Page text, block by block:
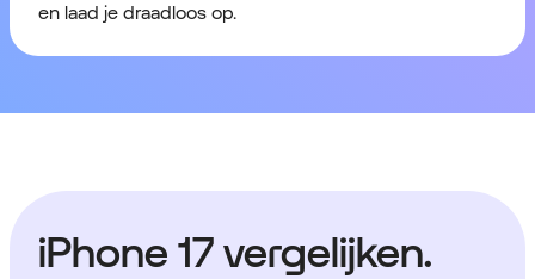
en laad je draadloos op.
iPhone 17 vergelijken.